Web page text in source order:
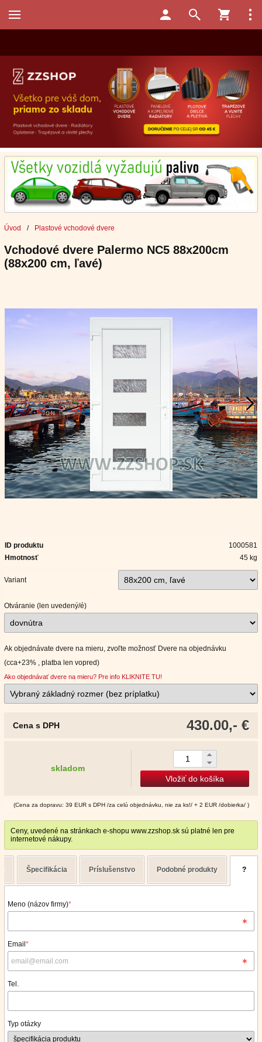
Úvod / Plastové vchodové dvere
Vchodové dvere Palermo NC5 88x200cm
(88x200 cm, ľavé)
ID produktu
1000581
Hmotnosť
45 kg
Variant
Otváranie (len uvedený/é)
Ak objednávate dvere na mieru, zvoľte možnosť Dvere na objednávku
(cca+23% , platba len vopred)
Ako objednávať dvere na mieru? Pre info KLIKNITE TU!
430.00,- €
Cena s DPH
skladom
Vložiť do košíka
(Cena za dopravu: 39 EUR s DPH /za celú objednávku, nie za ks!/ + 2 EUR /dobierka/ )
Ceny, uvedené na stránkach e-shopu www.zzshop.sk sú platné len pre
internetové nákupy.
Špecifikácia Príslušenstvo Podobné produkty ?
Meno (názov firmy)*
Email*
Tel.
Typ otázky